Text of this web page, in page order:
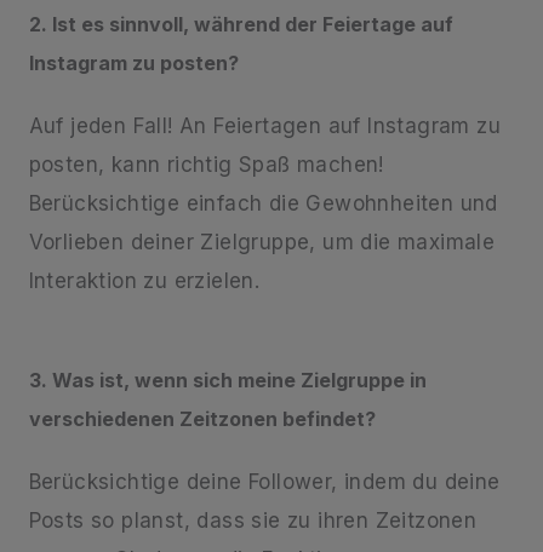
2. Ist es sinnvoll, während der Feiertage auf
Instagram zu posten?
Auf jeden Fall! An Feiertagen auf Instagram zu
posten, kann richtig Spaß machen!
Berücksichtige einfach die Gewohnheiten und
Vorlieben deiner Zielgruppe, um die maximale
Interaktion zu erzielen.
3. Was ist, wenn sich meine Zielgruppe in
verschiedenen Zeitzonen befindet?
Berücksichtige deine Follower, indem du deine
Posts so planst, dass sie zu ihren Zeitzonen